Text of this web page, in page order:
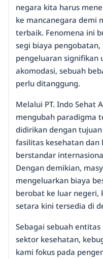
negara kita harus
ke mancanegara demi
terbaik. Fenomena ini
segi biaya
pengeluaran signifikan
akomodasi, sebuah
perlu ditanggung.
Melalui PT. Indo Sehat
mengubah paradigma
didirikan dengan
fasilitas kesehatan dan
berstandar
Dengan demikian,
mengeluarkan biaya
berobat ke luar negeri,
setara kini tersedia di
Sebagai sebuah
sektor kesehatan,
kami fokus pada